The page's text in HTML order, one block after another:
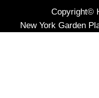
Copyright©
New York Garden